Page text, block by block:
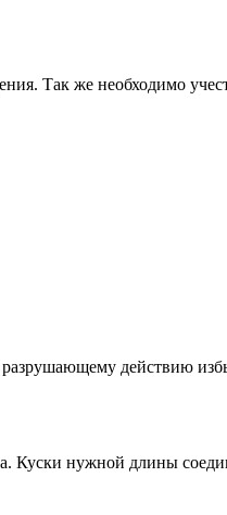
Так же необходимо
разрушающему действию
Куски нужной длины